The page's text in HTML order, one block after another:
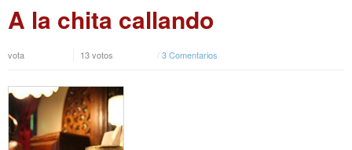
A la chita callando
vota 13 votos /3 Comentarios